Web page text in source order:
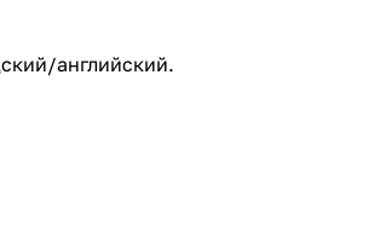
английский.